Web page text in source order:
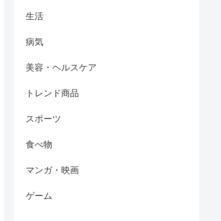
生活
病気
美容・ヘルスケア
トレンド商品
スポーツ
食べ物
マンガ・映画
ゲーム